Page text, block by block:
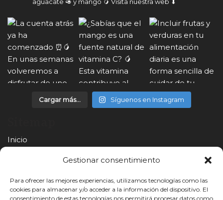
Gestionar consentimiento
Para ofrecer las mejores experiencias, utilizamos tecnologías como las
cookies para almacenar y/o acceder a la información del dispositivo. El
consentimiento de estas tecnologías nos permitirá procesar datos como
Cargar más... Síguenos en Instagram
Inicio
Nuestras empresas
Noticias